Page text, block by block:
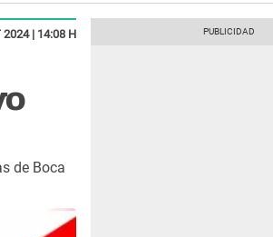
2024 | 14:08 H
de Boca